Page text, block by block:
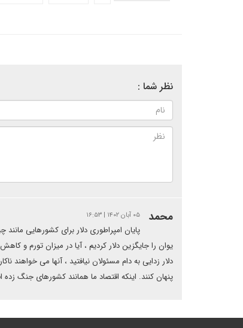
نظر شما :
محمد ۰۵ آبان ۱۴۰۲ | ۱۶:۵۳
پایان امپراطوری دلار برای کشورهایی
یوان را جایگزین دلار کردیم ، آیا در میزان تورم و
دلار زدایی به دام مسئولان نیافتید ، آنها می خواهند
پنهان کنند. اینکه اقتصاد ما همانند کشورهای جنگ زده